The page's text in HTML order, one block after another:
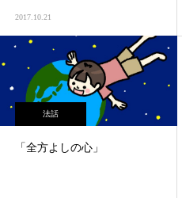
2017.10.21
法話
「全方よしの心」